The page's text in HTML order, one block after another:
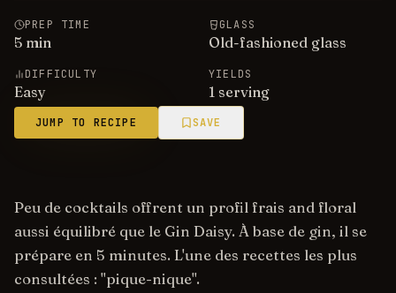
PREP TIME
5 min
GLASS
Old-fashioned glass
DIFFICULTY
Easy
YIELDS
1 serving
JUMP TO RECIPE SAVE
Peu de cocktails offrent un profil frais and floral
aussi équilibré que le Gin Daisy. À base de gin, il se
prépare en 5 minutes. L'une des recettes les plus
consultées : "pique-nique".